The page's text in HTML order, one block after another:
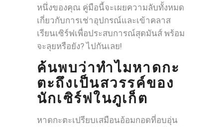
หนึ่งของคุณ คู่มือนี้จะเผยความลับทั้งหมด
เกี่ยวกับการเช่าอุปกรณ์และเข้าคลาส
เรียนเซิร์ฟเพื่อประสบการณ์สุดมันส์ พร้อม
จะลุยหรือยัง? ไปกันเลย!
ค้นพบว่าทำไมหาดกะ
ตะถึงเป็นสวรรค์ของ
นักเซิร์ฟในภูเก็ต
หาดกะตะเปรียบเสมือนอ้อมกอดที่อบอุ่น